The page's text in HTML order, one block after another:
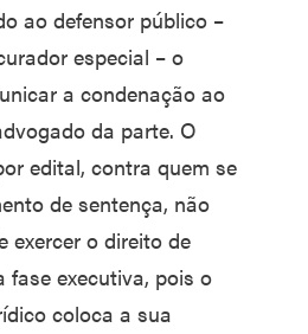
ao defensor público –
especial – o
a condenação ao
da parte. O
edital, contra quem se
de sentença, não
exercer o direito de
fase executiva, pois o
coloca a sua